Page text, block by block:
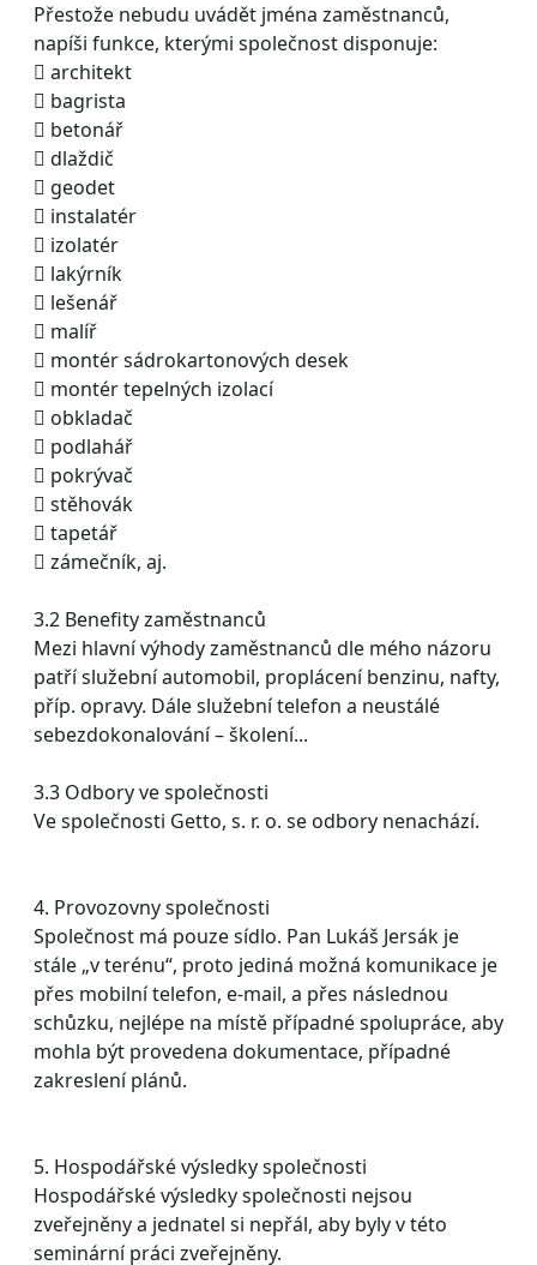
Přestože nebudu uvádět jména zaměstnanců,
napíši funkce, kterými společnost disponuje:
 architekt
 bagrista
 betonář
 dlaždič
 geodet
 instalatér
 izolatér
 lakýrník
 lešenář
 malíř
 montér sádrokartonových desek
 montér tepelných izolací
 obkladač
 podlahář
 pokrývač
 stěhovák
 tapetář
 zámečník, aj.
3.2 Benefity zaměstnanců
Mezi hlavní výhody zaměstnanců dle mého názoru
patří služební automobil, proplácení benzinu, nafty,
příp. opravy. Dále služební telefon a neustálé
sebezdokonalování – školení...
3.3 Odbory ve společnosti
Ve společnosti Getto, s. r. o. se odbory nenachází.
4. Provozovny společnosti
Společnost má pouze sídlo. Pan Lukáš Jersák je
stále „v terénu“, proto jediná možná komunikace je
přes mobilní telefon, e-mail, a přes následnou
schůzku, nejlépe na místě případné spolupráce, aby
mohla být provedena dokumentace, případné
zakreslení plánů.
5. Hospodářské výsledky společnosti
Hospodářské výsledky společnosti nejsou
zveřejněny a jednatel si nepřál, aby byly v této
seminární práci zveřejněny.